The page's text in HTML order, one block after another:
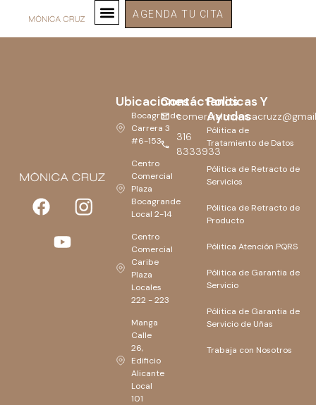
AGENDA TU CITA
Contáctanos
316
8333933
Ubicaciones
Bocagrande
Carrera 3
#6-153
Centro
Comercial
Plaza
Bocagrande
Local 2-14
Centro
Comercial
Caribe
Plaza
Locales
222 - 223
Manga
Calle
26,
Edificio
Alicante
Local
101
Politicas Y
Ayudas
Pólitica de
Tratamiento de Datos
Pólitica de Retracto de
Servicios
Pólitica de Retracto de
Producto
Pólitica Atención PQRS
Pólitica de Garantia de
Servicio
Pólitica de Garantia de
Servicio de Uñas
Trabaja con Nosotros